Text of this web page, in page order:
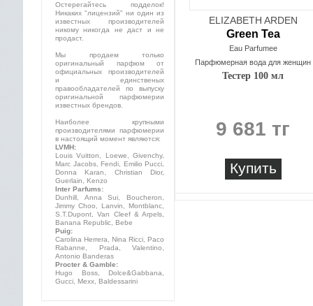
ELIZABETH ARDEN
Green Tea
Eau Parfumee
Парфюмерная вода для женщин
Тестер 100 мл
9 681 тг
Купить
Остерегайтесь подделок!
Никаких "лицензий" ни один из
известных производителей
никому никогда не даст и не
продаст.
Мы продаем только
оригинальный парфюм от
официальных производителей
и единственых
правообладателей по выпуску
оригинальной парфюмерии
известных брендов.
Наиболее крупными
производителями парфюмерии
в настоящий момент являются:
LVMH:
Louis Vuitton, Loewe, Givenchy,
Marc Jacobs, Fendi, Emilio Pucci,
Donna Karan, Christian Dior,
Guerlain, Kenzo
Inter Parfums:
Dunhill, Anna Sui, Boucheron,
Jimmy Choo, Lanvin, Montblanc,
S.T.Dupont, Van Cleef & Arpels,
Banana Republic, Bebe
Puig:
Carolina Herrera, Nina Ricci, Paco
Rabanne, Prada, Valentino,
Antonio Banderas
Procter & Gamble:
Hugo Boss, Dolce&Gabbana,
Gucci, Mexx, Baldessarini